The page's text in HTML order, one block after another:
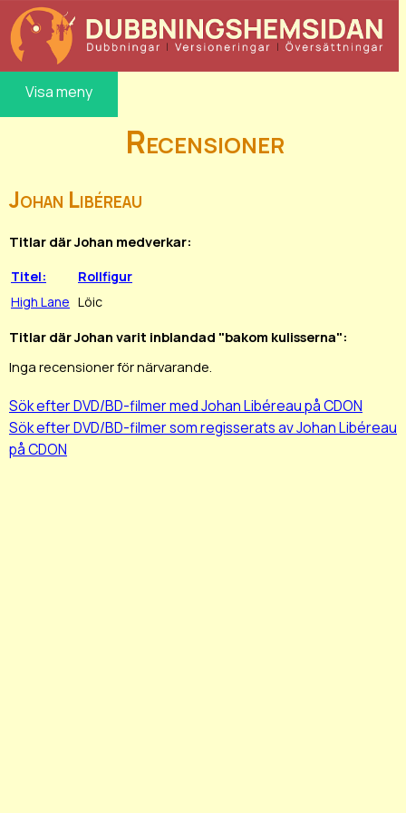
Visa meny
Recensioner
Johan Libéreau
Titlar där Johan medverkar:
Titel:
Rollfigur
High Lane Löic
Titlar där Johan varit inblandad "bakom kulisserna":
Inga recensioner för närvarande.
Sök efter DVD/BD-filmer med Johan Libéreau på CDON
Sök efter DVD/BD-filmer som regisserats av Johan Libéreau
på CDON